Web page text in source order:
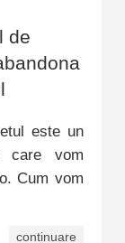
de
este un
care vom
Cum vom
continuare